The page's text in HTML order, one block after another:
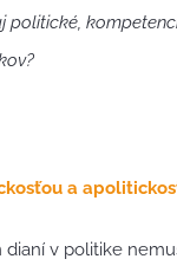
politické,
a
v politike